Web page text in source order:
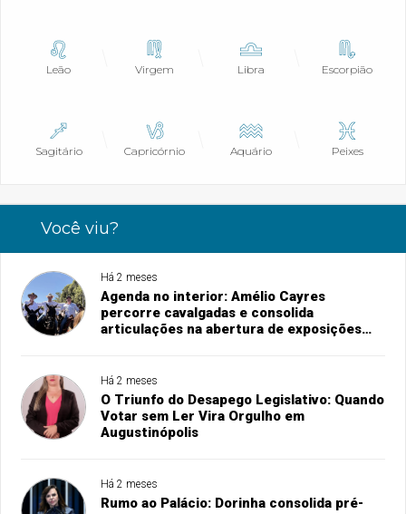
Leão Virgem Libra Escorpião
Sagitário Capricórnio Aquário Peixes
Você viu?
Há 2 meses
Agenda no interior: Amélio Cayres
percorre cavalgadas e consolida
articulações na abertura de exposições
Há 2 meses
O Triunfo do Desapego Legislativo: Quando
Votar sem Ler Vira Orgulho em
Augustinópolis
Há 2 meses
Rumo ao Palácio: Dorinha consolida pré-